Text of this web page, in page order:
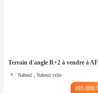
Nabeul , Nabeul ville
495.000